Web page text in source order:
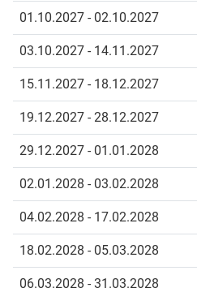
01.10.2027 - 02.10.2027
03.10.2027 - 14.11.2027
15.11.2027 - 18.12.2027
19.12.2027 - 28.12.2027
29.12.2027 - 01.01.2028
02.01.2028 - 03.02.2028
04.02.2028 - 17.02.2028
18.02.2028 - 05.03.2028
06.03.2028 - 31.03.2028